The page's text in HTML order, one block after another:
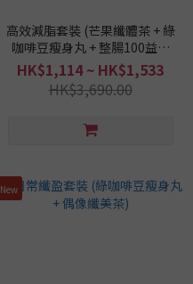
高效減脂套裝 (芒果纖體茶 + 綠
咖啡豆瘦身丸 + 整腸100益生
菌)
HK$1,114 ~ HK$1,533
HK$3,690.00
New